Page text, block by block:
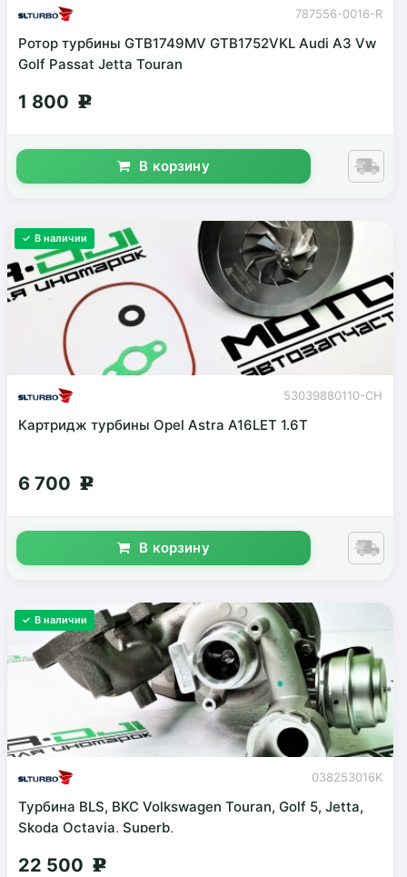
787556-0016-R
Ротор турбины GTB1749MV GTB1752VKL Audi A3 Vw
Golf Passat Jetta Touran
1 800 g
В корзину
✓ В наличии
53039880110-CH
Картридж турбины Opel Astra A16LET 1.6T
6 700 g
В корзину
✓ В наличии
038253016K
Турбина BLS, BKC Volkswagen Touran, Golf 5, Jetta,
Skoda Octavia, Superb,
22 500 g